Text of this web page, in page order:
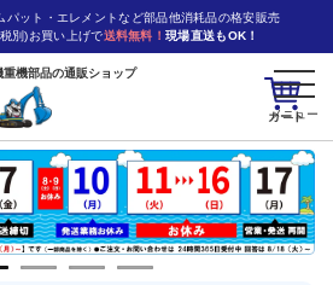
カート
パット・エレメントなど部品他消耗品の格安販売
別)お買い上げで送料無料！ 現場直送もOK！
機部品の通販ショップ